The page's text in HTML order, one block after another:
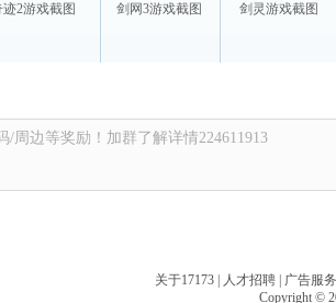
迹2游戏截图 剑网3游戏截图 剑灵游戏截图
/周边等奖励！加群了解详情224611913
关于17173 | 人才招聘 | 广告服务
Copyright ©